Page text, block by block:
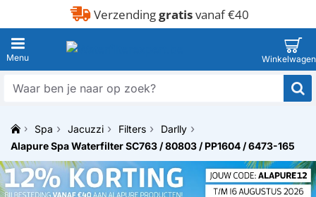
Verzendinggratisvanaf €40
Waar
naar
oph
m
e
Spa Jacuzzi Filters
Darlly
Alapure Spa Waterfilter SC763 / 80803 / PP1604 / 6473-165